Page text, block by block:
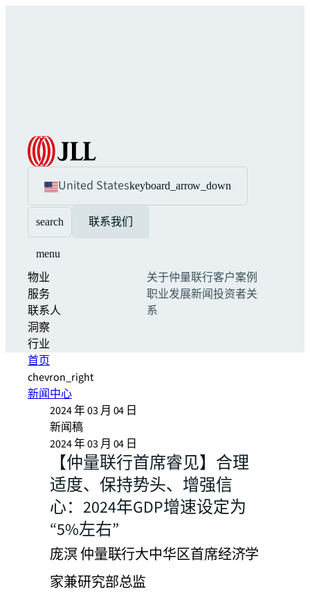
United Stateskeyboard_arrow_down
search 联系我们
menu
物业
服务
联系人
洞察
行业
关于仲量联行客户案例
职业发展新闻投资者关
系
首页
chevron_right
新闻中心
2024 年 03 月 04 日
新闻稿
2024 年 03 月 04 日
【仲量联行首席睿见】合理
适度、保持势头、增强信
心：2024年GDP增速设定为
“5%左右”
庞溟 仲量联行大中华区首席经济学
家兼研究部总监